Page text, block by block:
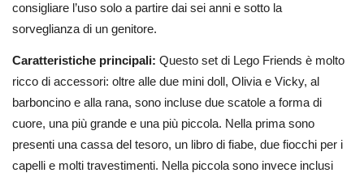
consigliare l’uso solo a partire dai sei anni e sotto la
sorveglianza di un genitore.
Caratteristiche principali: Questo set di Lego Friends è molto
ricco di accessori: oltre alle due mini doll, Olivia e Vicky, al
barboncino e alla rana, sono incluse due scatole a forma di
cuore, una più grande e una più piccola. Nella prima sono
presenti una cassa del tesoro, un libro di fiabe, due fiocchi per i
capelli e molti travestimenti. Nella piccola sono invece inclusi